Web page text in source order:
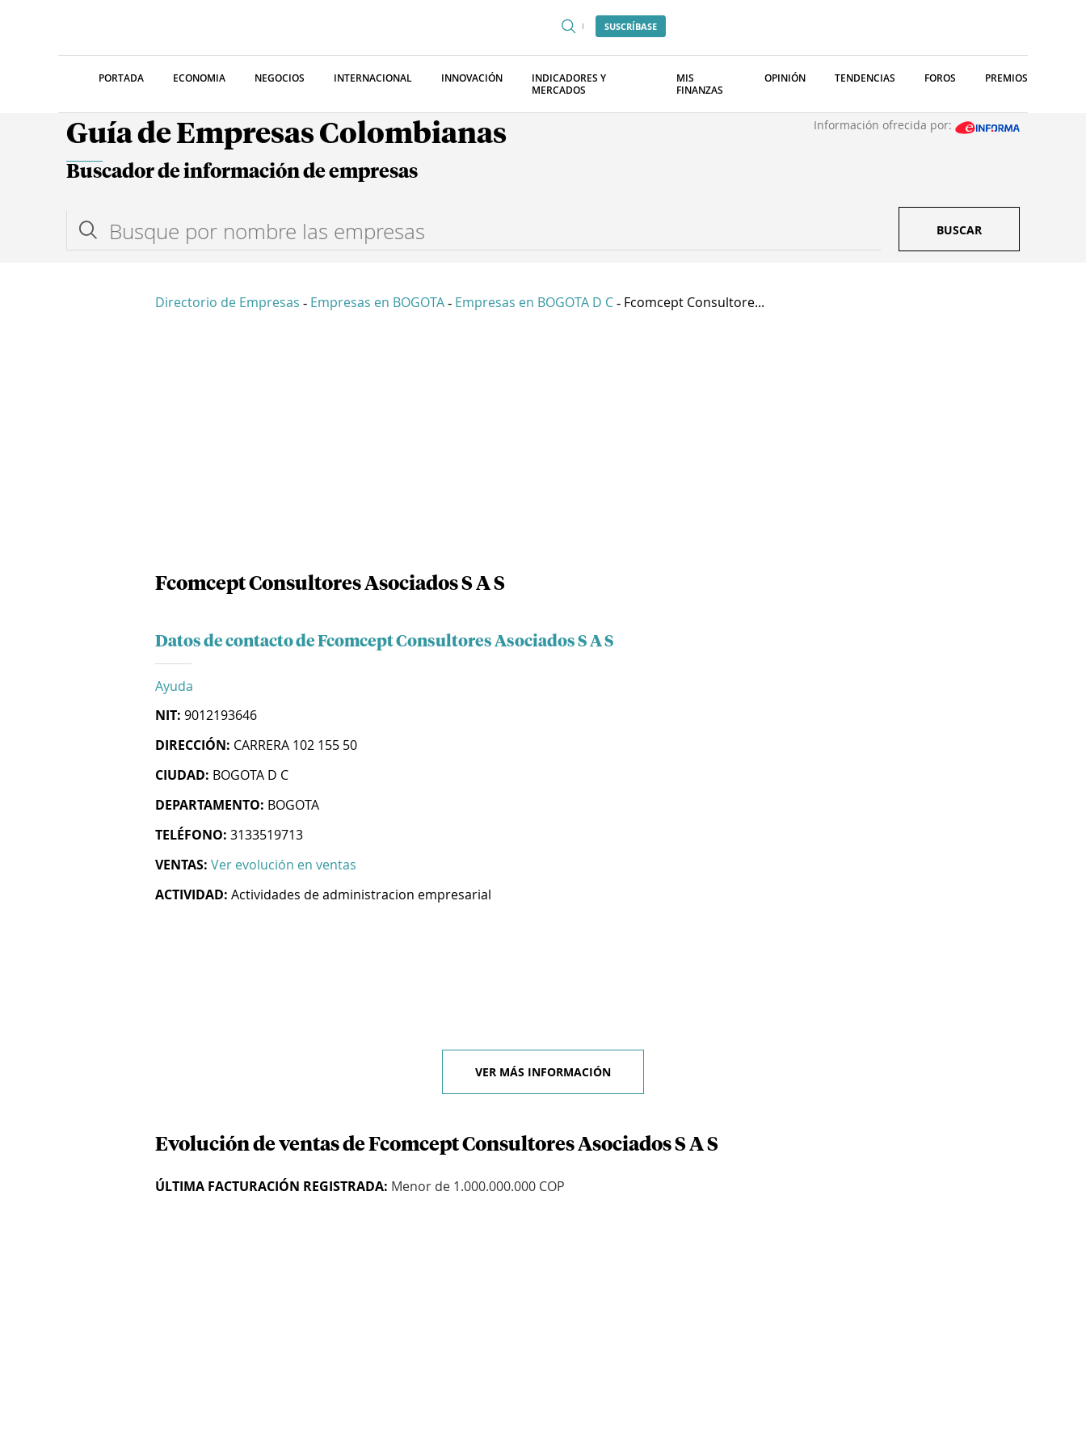
SUSCRÍBASE
PORTADA ECONOMIA NEGOCIOS INTERNACIONAL INNOVACIÓN
INDICADORES Y
MERCADOS
MIS
FINANZAS
OPINIÓN TENDENCIAS FOROS PREMIOS
Guía de Empresas Colombianas Información ofrecida por:
Buscador de información de empresas
BUSCAR
Directorio de Empresas - Empresas en BOGOTA - Empresas en BOGOTA D C - Fcomcept Consultore...
Fcomcept Consultores Asociados S A S
Datos de contacto de Fcomcept Consultores Asociados S A S
Ayuda
NIT: 9012193646
DIRECCIÓN: CARRERA 102 155 50
CIUDAD: BOGOTA D C
DEPARTAMENTO: BOGOTA
TELÉFONO: 3133519713
VENTAS: Ver evolución en ventas
ACTIVIDAD: Actividades de administracion empresarial
VER MÁS INFORMACIÓN
Evolución de ventas de Fcomcept Consultores Asociados S A S
ÚLTIMA FACTURACIÓN REGISTRADA: Menor de 1.000.000.000 COP